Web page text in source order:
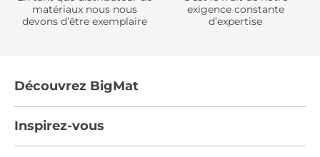
matériaux nous nous
devons d’être exemplaire
exigence constante
d’expertise
Découvrez BigMat
Inspirez-vous